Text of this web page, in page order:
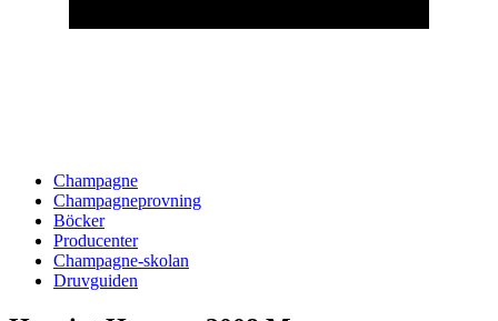
Champagne
Champagneprovning
Böcker
Producenter
Champagne-skolan
Druvguiden